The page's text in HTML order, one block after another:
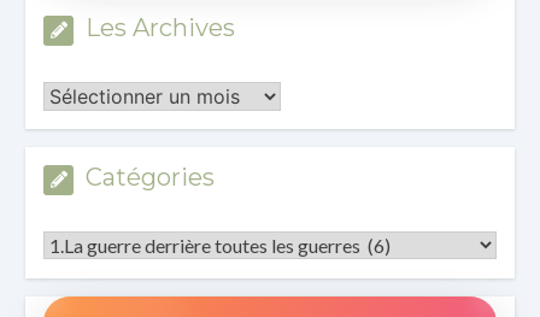
Les Archives
Les
Archives
Catégories
Catégories